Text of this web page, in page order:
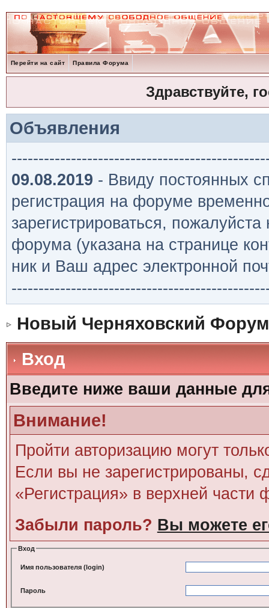
Перейти на сайт Правила Форума
Здравствуйте,
Объявления
09.08.2019 - Ввиду постоянных
регистрация на форуме
зарегистрироваться,
форума (указана на странице
ник и Ваш адрес электронной
Новый Черняховский Форум
Вход
Введите ниже ваши данные
Внимание!
Пройти авторизацию могут
Если вы не зарегистрированы,
«Регистрация» в верхней части
Забыли пароль? Вы можете
Вход
Имя пользователя (login)
Пароль